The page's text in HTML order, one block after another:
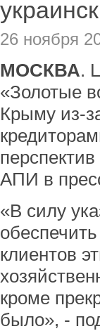
26 ноября
МОСКВА.
«Золотые
Крыму из-
АПИ в
«В силу
клиентов
кроме
было», -